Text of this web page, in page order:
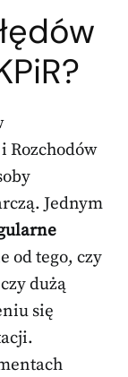
Rozchodów
Jednym
od tego, czy
dużą
się